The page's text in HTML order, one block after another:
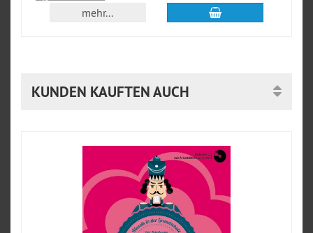
mehr... In den Warenkorb
KUNDEN KAUFTEN AUCH